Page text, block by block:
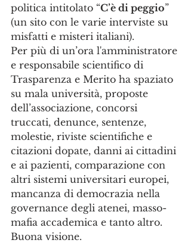
politica intitolato “C’è di peggio”
(un sito con le varie interviste su
misfatti e misteri italiani).
Per più di un’ora l'amministratore
e responsabile scientifico di
Trasparenza e Merito ha spaziato
su mala università, proposte
dell’associazione, concorsi
truccati, denunce, sentenze,
molestie, riviste scientifiche e
citazioni dopate, danni ai cittadini
e ai pazienti, comparazione con
altri sistemi universitari europei,
mancanza di democrazia nella
governance degli atenei, masso-
mafia accademica e tanto altro.
Buona visione.